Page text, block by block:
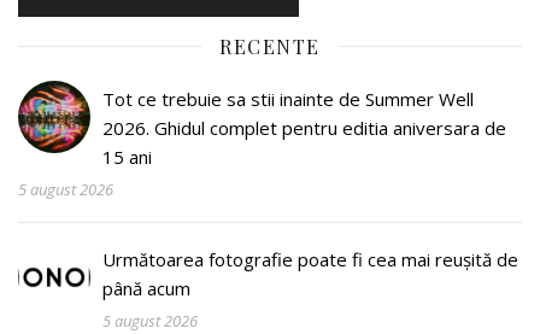
RECENTE
Tot ce trebuie sa stii inainte de Summer Well
2026. Ghidul complet pentru editia aniversara de
15 ani
5 august 2026
Următoarea fotografie poate fi cea mai reușită de
până acum
5 august 2026